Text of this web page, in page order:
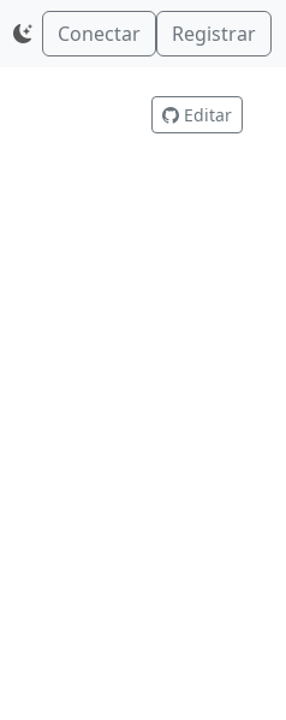
Conectar Registrar
Editar